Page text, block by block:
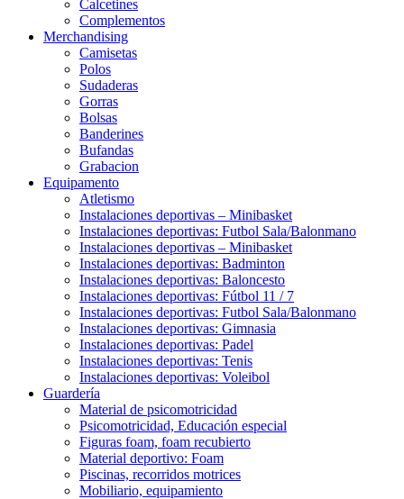
Calcetines
Complementos
Merchandising
Camisetas
Polos
Sudaderas
Gorras
Bolsas
Banderines
Bufandas
Grabacion
Equipamento
Atletismo
Instalaciones deportivas – Minibasket
Instalaciones deportivas: Futbol Sala/Balonmano
Instalaciones deportivas – Minibasket
Instalaciones deportivas: Badminton
Instalaciones deportivas: Baloncesto
Instalaciones deportivas: Fútbol 11 / 7
Instalaciones deportivas: Futbol Sala/Balonmano
Instalaciones deportivas: Gimnasia
Instalaciones deportivas: Padel
Instalaciones deportivas: Tenis
Instalaciones deportivas: Voleibol
Guardería
Material de psicomotricidad
Psicomotricidad, Educación especial
Figuras foam, foam recubierto
Material deportivo: Foam
Piscinas, recorridos motrices
Mobiliario, equipamiento